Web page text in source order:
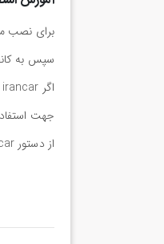
اگر irancar باشد شما باید مقدار start irancar را در کانفیگ خود ذخیره کنید.
از دستور car/ جهت ایجاد ماشین در سرور استفاده می نمایند.